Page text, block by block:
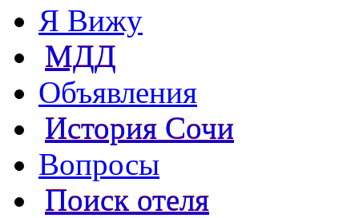
Я Вижу
МДД
Объявления
История Сочи
Вопросы
Поиск отеля